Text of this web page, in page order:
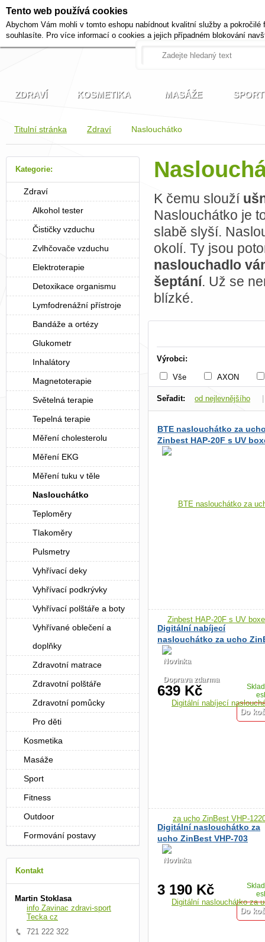
Titulní stránka Zdraví Naslouchátko
K čemu slouží
Naslouchátko je
slabě slyší.
okolí. Ty jsou
naslouchadlo
šeptání. Už se
blízké.
Výrobci:
Vše AXON
Seřadit: od nejlevnějšího
BTE naslouchátko za
Zinbest HAP-20F s UV
639 Kč
Digitální nabíjecí
naslouchátko za ucho
VHP-1220
Novinka
Doprava zdarma
3 190 Kč
Digitální naslouchátko za
ucho ZinBest VHP-703
Novinka
Kategorie:
Zdraví
Alkohol tester
Čističky vzduchu
Zvlhčovače vzduchu
Elektroterapie
Detoxikace organismu
Lymfodrenážní přístroje
Bandáže a ortézy
Glukometr
Inhalátory
Magnetoterapie
Světelná terapie
Tepelná terapie
Měření cholesterolu
Měření EKG
Měření tuku v těle
Naslouchátko
Teploměry
Tlakoměry
Pulsmetry
Vyhřívací deky
Vyhřívací podkrývky
Vyhřívací polštáře a boty
Vyhřívané oblečení a
doplňky
Zdravotní matrace
Zdravotní polštáře
Zdravotní pomůcky
Pro děti
Kosmetika
Masáže
Sport
Fitness
Outdoor
Formování postavy
Kontakt
Martin Stoklasa
info Zavinac zdravi-sport
Tecka cz
721 222 322
Pracovní dny od 9 do 17
ZDRAVÍ KOSMETIKA MASÁŽE SPORT
Tento web používá cookies
Abychom Vám mohli v tomto eshopu nabídnout kvalitní služby a
souhlasíte. Pro více informací o cookies a jejich případném blokování